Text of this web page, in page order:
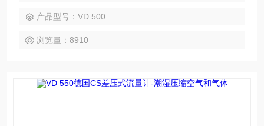
产品型号：VD 500
浏览量：8910